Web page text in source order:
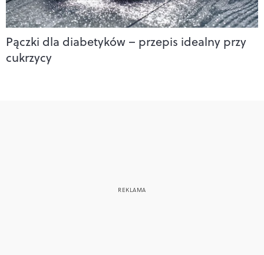
Pączki dla diabetyków – przepis idealny przy
cukrzycy